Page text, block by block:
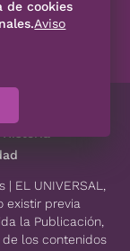
EL UNIVERSAL,
existir previa
la Publicación,
los contenidos
de cookies
Aviso